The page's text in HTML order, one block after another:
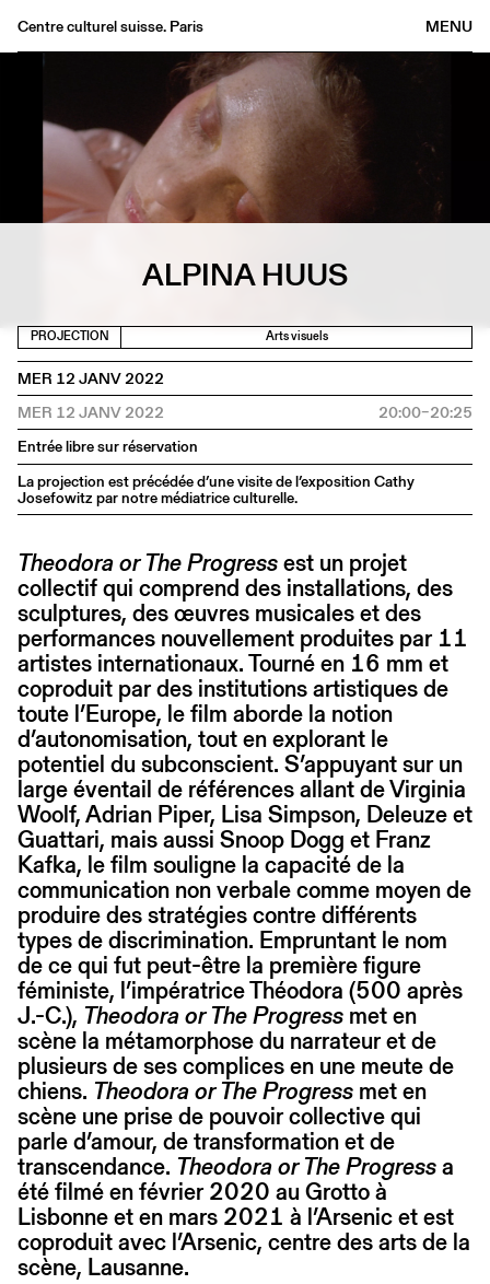
MENU
Centre culturel suisse. Paris
Agenda
Buvette
Archives
Médiathèque
ALPINA HUUS
PROJECTION Arts visuels
MER 12 JANV 2022
MER 12 JANV 2022
20:00–20:25
Entrée libre sur réservation
La projection est précédée d’une visite de l’exposition Cathy
Josefowitz par notre médiatrice culturelle.
Theodora or The Progressest un projet
collectif qui comprend des installations, des
sculptures, des œuvres musicales et des
performances nouvellement produites par 11
artistes internationaux. Tourné en 16 mm et
coproduit par des institutions artistiques de
toute l’Europe, le film aborde la notion
d’autonomisation, tout en explorant le
potentiel du subconscient. S’appuyant sur un
large éventail de références allant de Virginia
Woolf, Adrian Piper, Lisa Simpson, Deleuze et
Guattari, mais aussi Snoop Dogg et Franz
Kafka, le film souligne la capacité de la
communication non verbale comme moyen de
produire des stratégies contre différents
types de discrimination. Empruntant le nom
de ce qui fut peut-être la première figure
féministe, l’impératrice Théodora (500 après
J.-C.), Theodora or The Progress met en
scène la métamorphose du narrateur et de
plusieurs de ses complices en une meute de
chiens. Theodora or The Progress met en
scène une prise de pouvoir collective qui
parle d’amour, de transformation et de
transcendance. Theodora or The Progressa
été filmé en février 2020 au Grotto à
Lisbonne et en mars 2021 à l’Arsenic et est
coproduit avec l’Arsenic, centre des arts de la
scène, Lausanne.